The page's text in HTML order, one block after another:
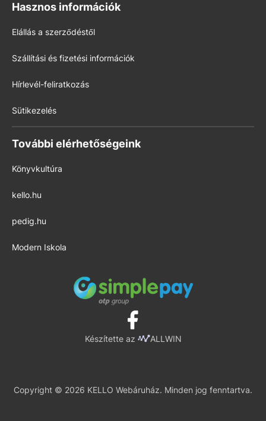
Hasznos információk
Elállás a szerződéstől
Szállítási és fizetési információk
Hírlevél-feliratkozás
Sütikezelés
További elérhetőségeink
Könyvkultúra
kello.hu
pedig.hu
Modern Iskola
Készítette az ALLWIN
Copyright © 2026 KELLO Webáruház. Minden jog fenntartva.